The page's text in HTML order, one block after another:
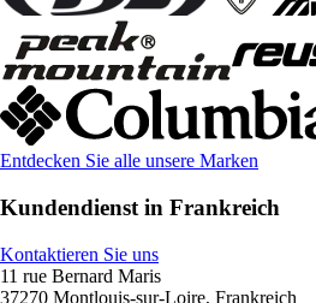
Entdecken Sie alle unsere Marken
Kundendienst in Frankreich
Kontaktieren Sie uns
11 rue Bernard Maris
37270 Montlouis-sur-Loire, Frankreich